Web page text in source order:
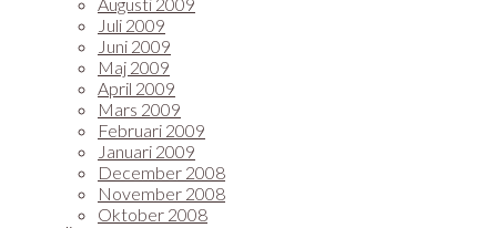
Juli 2009
Juni 2009
Maj 2009
April 2009
Mars 2009
Februari 2009
Januari 2009
December 2008
November 2008
Oktober 2008